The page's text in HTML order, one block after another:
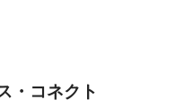
・コネクト